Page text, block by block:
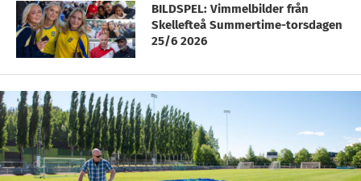
BILDSPEL: Vimmelbilder från
Skellefteå Summertime-torsdagen
25/6 2026